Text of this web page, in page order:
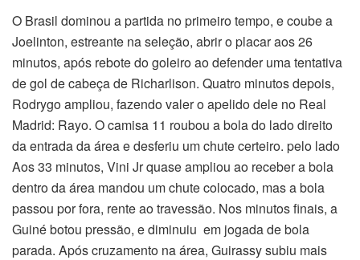
O Brasil dominou a partida no primeiro tempo, e coube a
Joelinton, estreante na seleção, abrir o placar aos 26
minutos, após rebote do goleiro ao defender uma tentativa
de gol de cabeça de Richarlison. Quatro minutos depois,
Rodrygo ampliou, fazendo valer o apelido dele no Real
Madrid: Rayo. O camisa 11 roubou a bola do lado direito
da entrada da área e desferiu um chute certeiro. pelo lado
Aos 33 minutos, Vini Jr quase ampliou ao receber a bola
dentro da área mandou um chute colocado, mas a bola
passou por fora, rente ao travessão. Nos minutos finais, a
Guiné botou pressão, e diminuiu em jogada de bola
parada. Após cruzamento na área, Guirassy subiu mais